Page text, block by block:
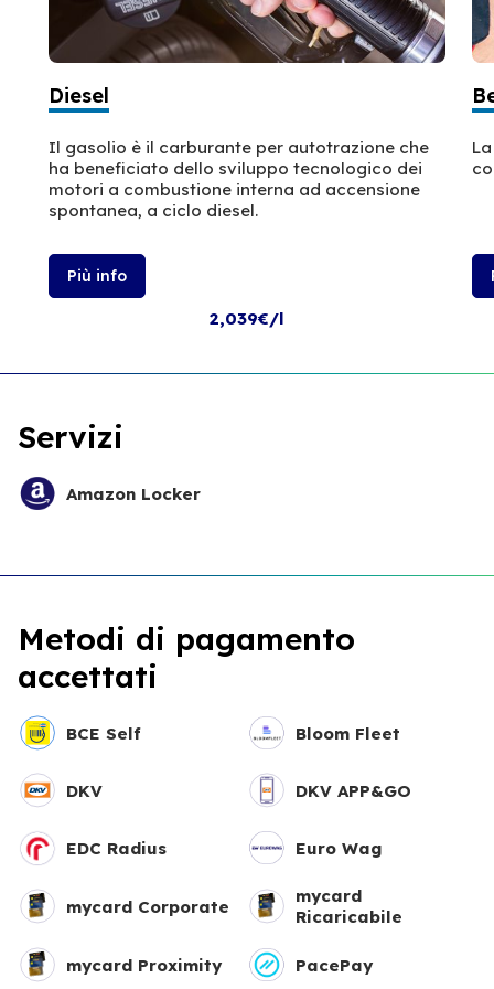
Diesel
Il gasolio è il carburante per autotrazione che
ha beneficiato dello sviluppo tecnologico dei
motori a combustione interna ad accensione
spontanea, a ciclo diesel.
Più info
2,039€/l
Servizi
Amazon Locker
Metodi di pagamento
accettati
BCE Self Bloom Fleet
DKV DKV APP&GO
EDC Radius Euro Wag
mycard Corporate
mycard
Ricaricabile
mycard Proximity PacePay